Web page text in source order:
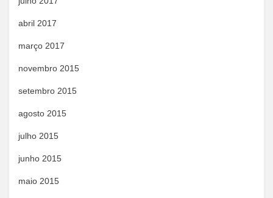
abril 2017
março 2017
novembro 2015
setembro 2015
agosto 2015
julho 2015
junho 2015
maio 2015